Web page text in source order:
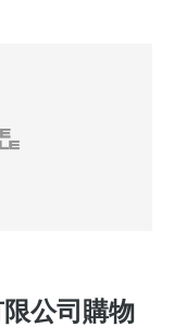
公司購物